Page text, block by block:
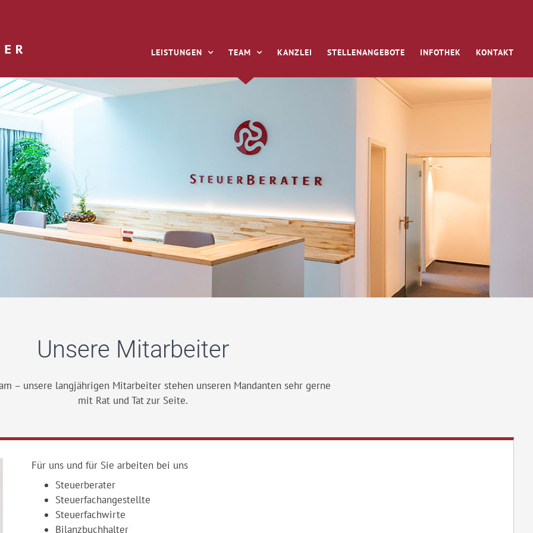
LEISTUNGEN TEAM KANZLEI STELLENANGEBOTE INFOTHEK KONTAKT
Unsere Mitarbeiter
– unsere langjährigen Mitarbeiter stehen unseren Mandanten sehr gerne
mit Rat und Tat zur Seite.
Für uns und für Sie arbeiten bei uns
Steuerberater
Steuerfachangestellte
Steuerfachwirte
Bilanzbuchhalter